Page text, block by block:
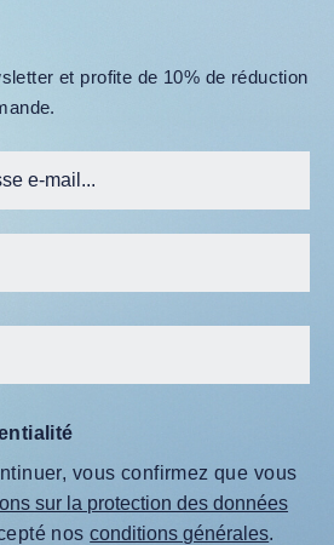
et profite de 10% de réduction
vous confirmez que vous
sur la protection des données
nosconditions générales.